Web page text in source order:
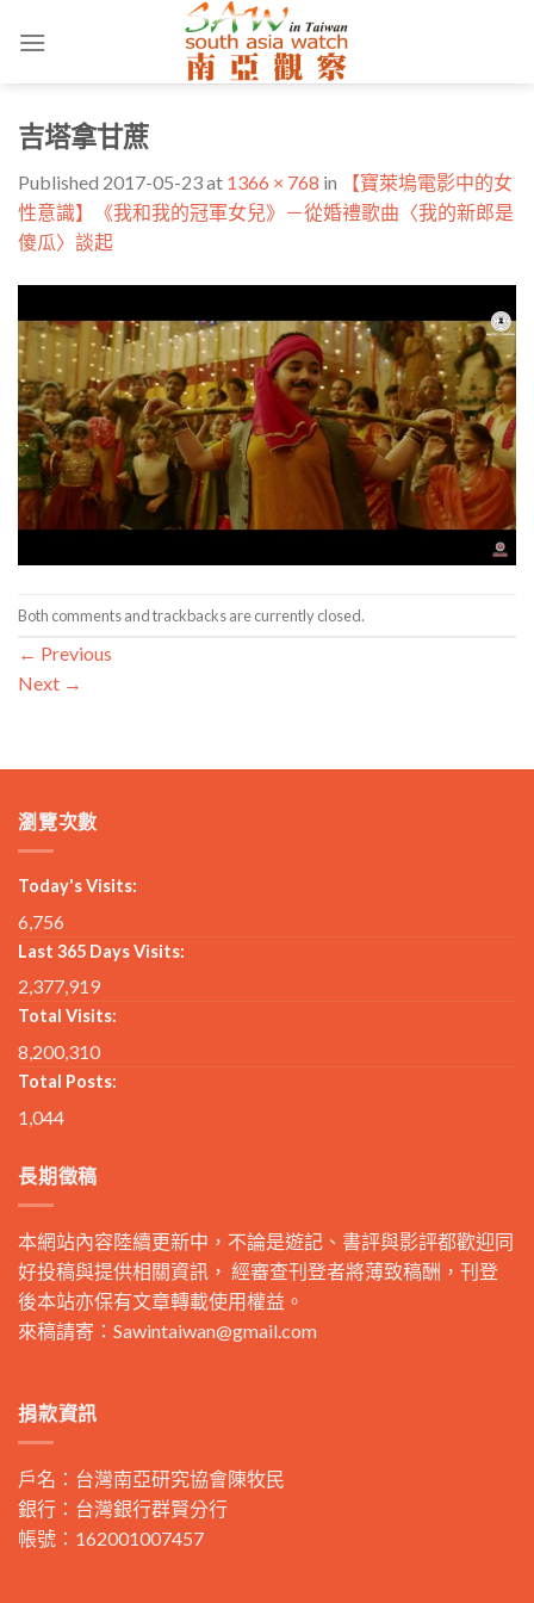
吉塔拿甘蔗
Published 2017-05-23at 1366 × 768 in
【寶萊塢電影中的女
性意識】《我和我的冠軍女兒》－從婚禮歌曲〈我的新郎是
傻瓜〉談起
Both comments and trackbacks are currently closed.
← Previous
Next →
瀏覽次數
Today's Visits:
6,756
Last 365 Days Visits:
2,377,919
Total Visits:
8,200,310
Total Posts:
1,044
長期徵稿
本網站內容陸續更新中，不論是遊記、書評與影評都歡迎同
好投稿與提供相關資訊， 經審查刊登者將薄致稿酬，刊登
後本站亦保有文章轉載使用權益。
來稿請寄： Sawintaiwan@gmail.com
捐款資訊
戶名：台灣南亞研究協會陳牧民
銀行：台灣銀行群賢分行
帳號：162001007457